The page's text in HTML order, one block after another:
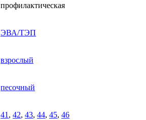
профилактическая
ЭВА/ТЭП
взрослый
песочный
41 , 42, 43, 44, 45, 46